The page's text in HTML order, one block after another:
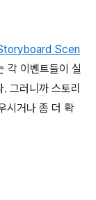
Scen
각 이벤트들이 실
그러니까 스토리
시거나 좀 더 확